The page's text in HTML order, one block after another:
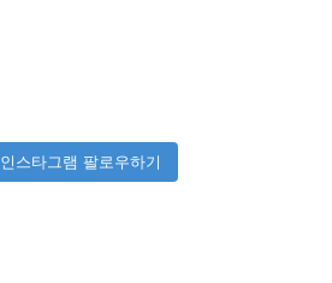
인스타그램 팔로우하기